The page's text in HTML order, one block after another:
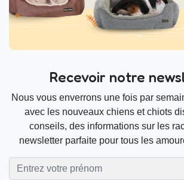
Recevoir notre
Nous vous enverrons une fois par
avec les nouveaux chiens et chiots
conseils, des informations sur les
newsletter parfaite pour tous les